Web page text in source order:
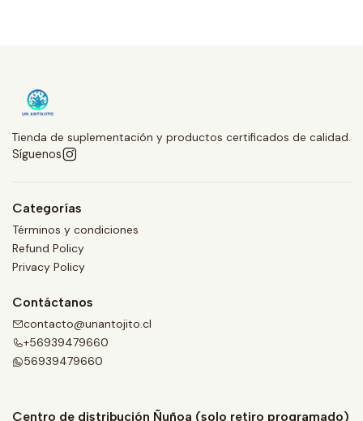
Tienda de suplementación y productos certificados de calidad.
Síguenos
Categorías
Términos y condiciones
Refund Policy
Privacy Policy
Contáctanos
contacto@unantojito.cl
+56939479660
56939479660
Centro de distribución Ñuñoa (solo retiro programado)